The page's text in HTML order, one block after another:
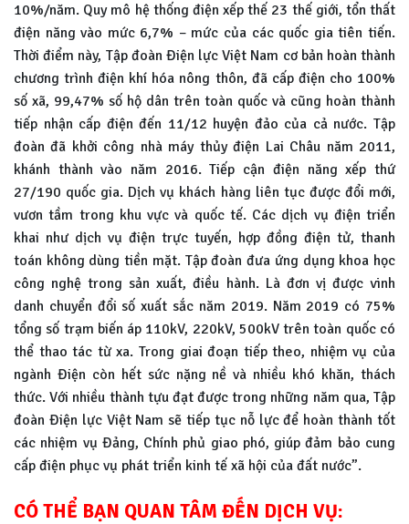
10%/năm. Quy mô hệ thống điện xếp thế 23 thế giới, tổn thất
điện năng vào mức 6,7% – mức của các quốc gia tiên tiến.
Thời điểm này, Tập đoàn Điện lực Việt Nam cơ bản hoàn thành
chương trình điện khí hóa nông thôn, đã cấp điện cho 100%
số xã, 99,47% số hộ dân trên toàn quốc và cũng hoàn thành
tiếp nhận cấp điện đến 11/12 huyện đảo của cả nước. Tập
đoàn đã khởi công nhà máy thủy điện Lai Châu năm 2011,
khánh thành vào năm 2016. Tiếp cận điện năng xếp thứ
27/190 quốc gia. Dịch vụ khách hàng liên tục được đổi mới,
vươn tầm trong khu vực và quốc tế. Các dịch vụ điện triển
khai như dịch vụ điện trực tuyến, hợp đồng điện tử, thanh
toán không dùng tiền mặt. Tập đoàn đưa ứng dụng khoa học
công nghệ trong sản xuất, điều hành. Là đơn vị được vinh
danh chuyển đổi số xuất sắc năm 2019. Năm 2019 có 75%
tổng số trạm biến áp 110kV, 220kV, 500kV trên toàn quốc có
thể thao tác từ xa. Trong giai đoạn tiếp theo, nhiệm vụ của
ngành Điện còn hết sức nặng nề và nhiều khó khăn, thách
thức. Với nhiều thành tựu đạt được trong những năm qua, Tập
đoàn Điện lực Việt Nam sẽ tiếp tục nỗ lực để hoàn thành tốt
các nhiệm vụ Đảng, Chính phủ giao phó, giúp đảm bảo cung
cấp điện phục vụ phát triển kinh tế xã hội của đất nước”.
CÓ THỂ BẠN QUAN TÂM ĐẾN DỊCH VỤ: